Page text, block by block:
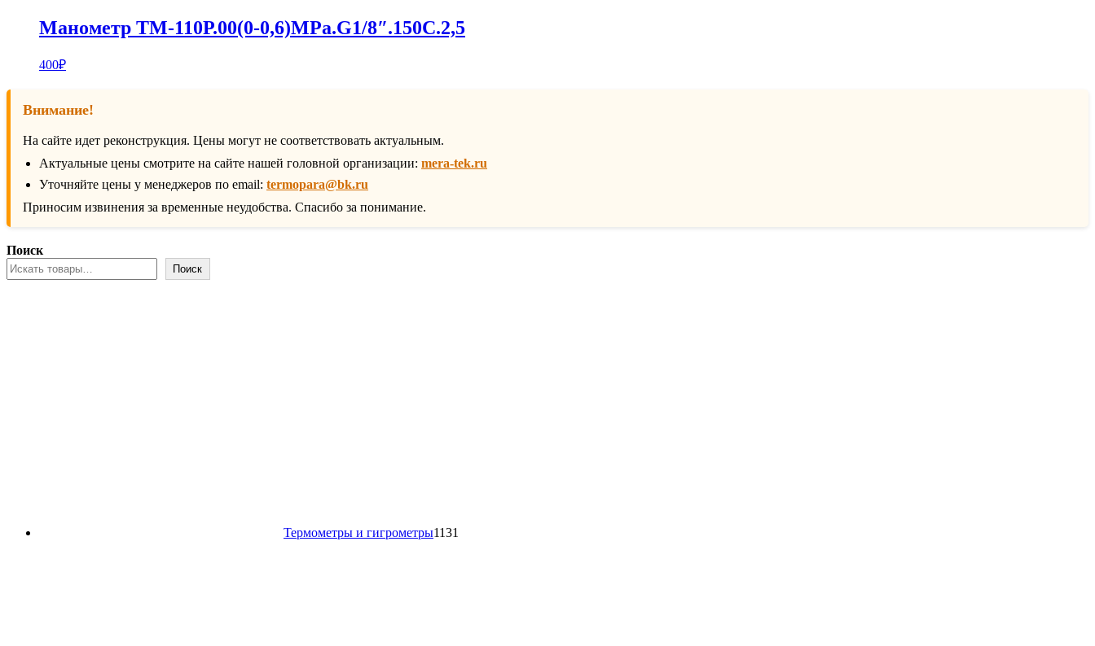
Манометр ТМ-110Р.00(0-0,6)MPa.G1/8″.150С.2,5
400₽
Внимание!
На сайте идет реконструкция. Цены могут не соответствовать актуальным.
Актуальные цены смотрите на сайте нашей головной организации: mera-tek.ru
Уточняйте цены у менеджеров по email: termopara@bk.ru
Приносим извинения за временные неудобства. Спасибо за понимание.
Поиск
Поиск
Термометры и гигрометры1131